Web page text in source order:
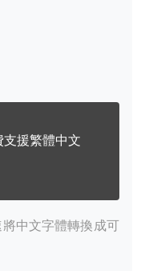
援繁體中文
中文字體轉換成可